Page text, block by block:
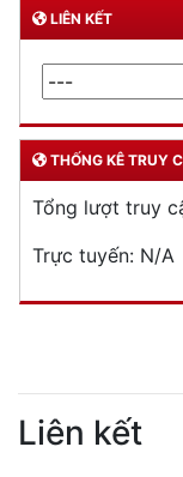
LIÊN KẾT
THỐNG KÊ TRUY
Tổng lượt truy
Trực tuyến: N/A
Liên kết